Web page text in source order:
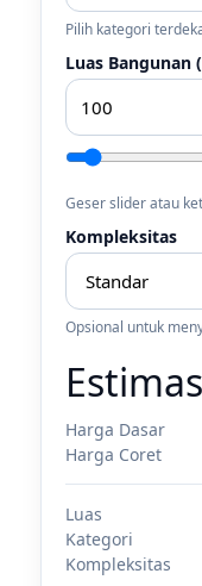
Pilih kategori
Luas Bangunan
Geser slider atau
Kompleksitas
Opsional untuk
Harga Dasar
Harga Coret
Luas
Kategori
Kompleksitas